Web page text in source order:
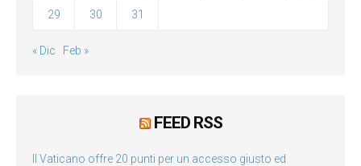
29 30 31
« Dic Feb »
FEED RSS
Il Vaticano offre 20 punti per un accesso giusto ed